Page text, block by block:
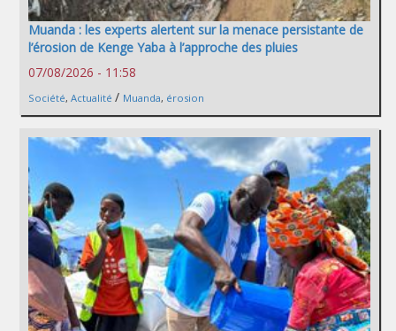
Muanda : les experts alertent sur la menace persistante de
l’érosion de Kenge Yaba à l’approche des pluies
07/08/2026 - 11:58
Société, Actualité / Muanda, érosion